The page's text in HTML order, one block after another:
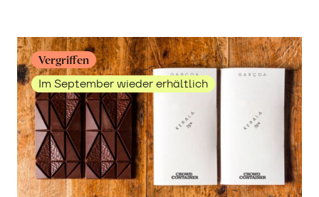
Vergriffen
Im September wieder erhältlich